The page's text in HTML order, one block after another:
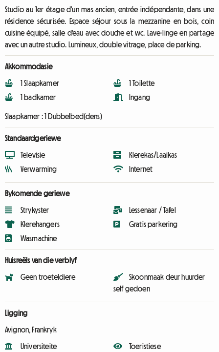
Studio au 1er étage d'un mas ancien, entrée indépendante, dans une
résidence sécurisée. Espace séjour sous la mezzanine en bois, coin
cuisine équipé, salle d'eau avec douche et wc. Lave-linge en partage
avec un autre studio. Lumineux, double vitrage, place de parking.
Akkommodasie
1 Slaapkamer
1 badkamer
1 Toilette
Ingang
Slaapkamer :1 Dubbelbed(dens)
Standaardgeriewe
Televisie
Verwarming
Klerekas/Laaikas
Internet
Bykomende geriewe
Strykyster
Klerehangers
Wasmachine
Lessenaar / Tafel
Gratis parkering
Huisreëls van die verblyf
Geen troeteldiere
Skoonmaak deur huurder
self gedoen
Ligging
Avignon, Frankryk
Universiteite Toeristiese